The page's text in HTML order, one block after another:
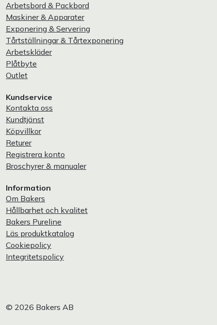
Arbetsbord & Packbord
Maskiner & Apparater
Exponering & Servering
Tårtställningar & Tårtexponering
Arbetskläder
Plåtbyte
Outlet
Kundservice
Kontakta oss
Kundtjänst
Köpvillkor
Returer
Registrera konto
Broschyrer & manualer
Information
Om Bakers
Hållbarhet och kvalitet
Bakers Pureline
Läs produktkatalog
Cookiepolicy
Integritetspolicy
© 2026 Bakers AB